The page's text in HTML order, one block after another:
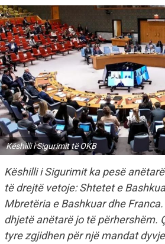
Këshilli i Sigurimit të OKB
Këshilli i Sigurimit ka pesë
të drejtë vetoje: Shtetet e
Mbretëria e Bashkuar dhe
dhjetë anëtarë jo të përhershëm.
tyre zgjidhen për një mandat